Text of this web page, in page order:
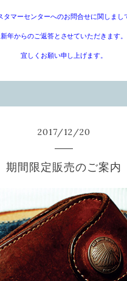
タマーセンターへのお問合せに関しまし
新年からのご返答とさせていただきます。
宜しくお願い申し上げます。
2017/12/20
期間限定販売のご案内